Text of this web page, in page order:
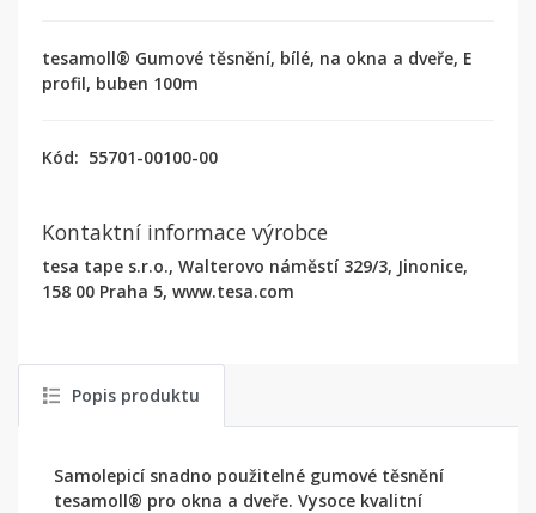
tesamoll® Gumové těsnění, bílé, na okna a dveře, E
profil, buben 100m
Kód: 55701-00100-00
Kontaktní informace výrobce
tesa tape s.r.o., Walterovo náměstí 329/3, Jinonice,
158 00 Praha 5, www.tesa.com
Popis produktu
Samolepicí snadno použitelné gumové těsnění
tesamoll® pro okna a dveře. Vysoce kvalitní